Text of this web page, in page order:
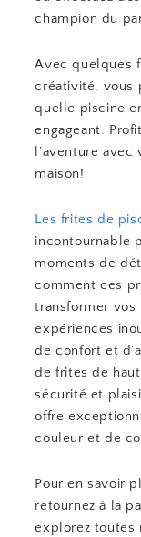
champion du
Avec quelques
créativité, vous
quelle piscine
engageant.
l’aventure
maison!
Les frites de
incontournable
moments de
comment ces
transformer vos
expériences
de confort et
de frites de
sécurité et
offre
couleur et de
Pour en savoir
retournez à la
explorez toutes